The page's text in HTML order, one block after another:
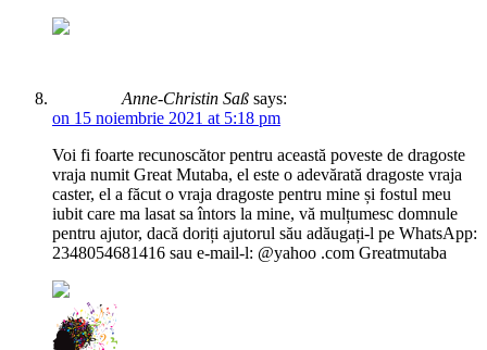
Anne-Christin Saß says:
on 15 noiembrie 2021 at 5:18 pm
Voi fi foarte recunoscător pentru această poveste de dragoste
vraja numit Great Mutaba, el este o adevărată dragoste vraja
caster, el a făcut o vraja dragoste pentru mine și fostul meu
iubit care ma lasat sa întors la mine, vă mulțumesc domnule
pentru ajutor, dacă doriți ajutorul său adăugați-l pe WhatsApp:
2348054681416 sau e-mail-l: @yahoo .com Greatmutaba